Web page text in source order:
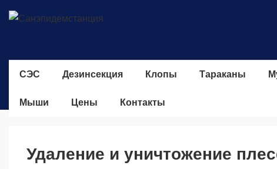
Перейти
содержимому
Основная
СЭС Дезинсекция Клопы Тараканы
Мыши Цены Контакты
Удаление и уничтожение